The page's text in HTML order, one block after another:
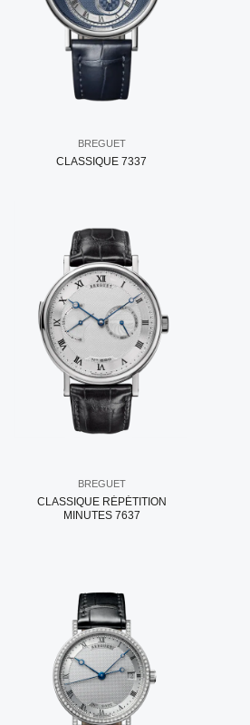
BREGUET
CLASSIQUE 7337
BREGUET
CLASSIQUE RÉPÉTITION
MINUTES 7637